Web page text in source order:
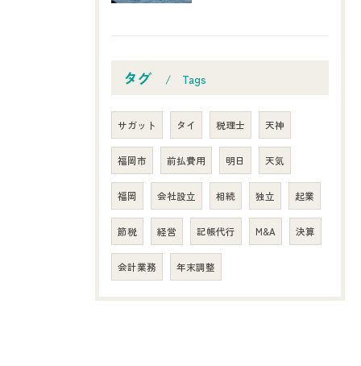
タグ Tags
サガット タイ 税理士 天神
福岡市 前払費用 明日 天気
福岡 会社設立 相続 独立 起業
節税 経営 記帳代行 M&A 決算
会計業務 年末調整